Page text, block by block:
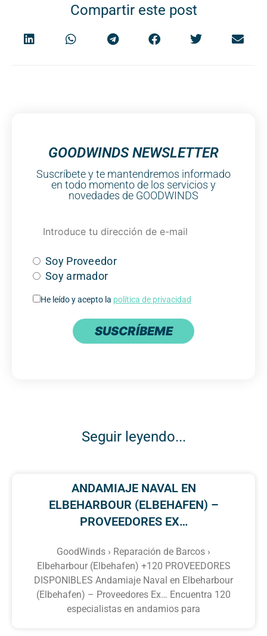
Compartir este post
GOODWINDS NEWSLETTER
Suscríbete y te mantendremos informado
en todo momento de los servicios y
novedades de GOODWINDS
Soy Proveedor
Soy armador
He leído y acepto la política de privacidad
SUSCRÍBEME
Seguir leyendo...
ANDAMIAJE NAVAL EN
ELBEHARBOUR (ELBEHAFEN) –
PROVEEDORES EX…
GoodWinds › Reparación de Barcos ›
Elbeharbour (Elbehafen) +120 PROVEEDORES
DISPONIBLES Andamiaje Naval en Elbeharbour
(Elbehafen) – Proveedores Ex… Encuentra 120
especialistas en andamios para